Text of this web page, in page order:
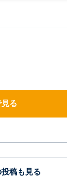
る
稿も見る